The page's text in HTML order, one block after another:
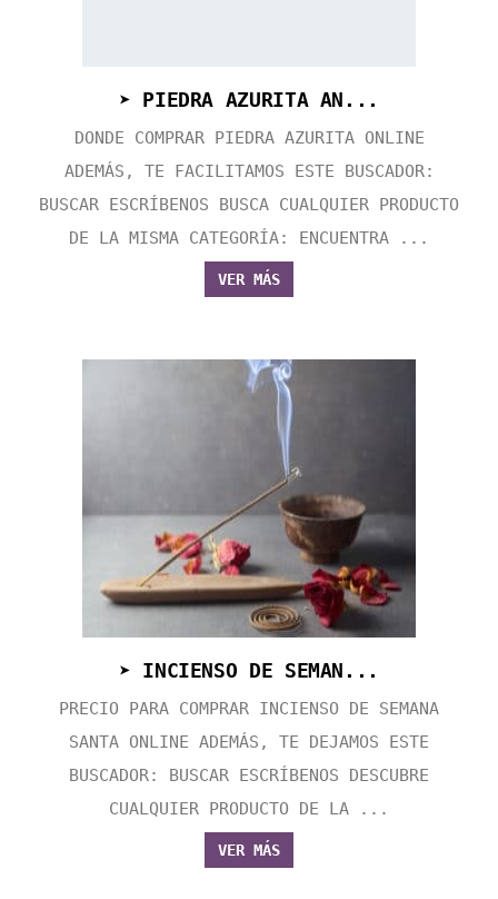
➤ PIEDRA AZURITA AN...
DONDE COMPRAR PIEDRA AZURITA ONLINE
ADEMÁS, TE FACILITAMOS ESTE BUSCADOR:
BUSCAR ESCRÍBENOS BUSCA CUALQUIER PRODUCTO
DE LA MISMA CATEGORÍA: ENCUENTRA ...
VER MÁS
➤ INCIENSO DE SEMAN...
PRECIO PARA COMPRAR INCIENSO DE SEMANA
SANTA ONLINE ADEMÁS, TE DEJAMOS ESTE
BUSCADOR: BUSCAR ESCRÍBENOS DESCUBRE
CUALQUIER PRODUCTO DE LA ...
VER MÁS